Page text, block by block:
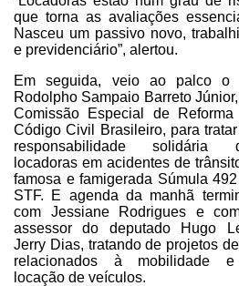
que torna as avaliações
Nasceu um passivo novo,
e previdenciário”, alertou.
Em seguida, veio ao palco o
Rodolpho Sampaio Barreto
Comissão Especial de
Código Civil Brasileiro, para
responsabilidade solidária
locadoras em acidentes de
famosa e famigerada Súmula
STF. E agenda da manhã
com Jessiane Rodrigues e
assessor do deputado Hugo
Jerry Dias, tratando de projetos
relacionados à mobilidade
locação de veículos.